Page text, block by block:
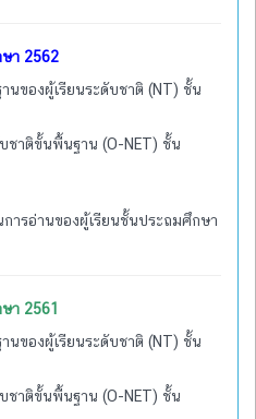
า 2562
นของผู้เรียนระดับชาติ (NT) ชั้น
ชาติขั้นพื้นฐาน (O-NET) ชั้น
ารอ่านของผู้เรียนชั้นประถมศึกษา
า 2561
นของผู้เรียนระดับชาติ (NT) ชั้น
ชาติขั้นพื้นฐาน (O-NET) ชั้น